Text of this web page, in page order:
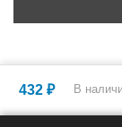
432 ₽ В